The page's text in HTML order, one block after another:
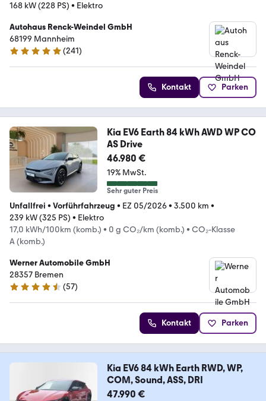
168 kW (228 PS) • Elektro
Autohaus Renck-Weindel GmbH
68199 Mannheim
4.9 Sterne
(241)
Kontakt Parken
Kia EV6 Earth 84 kWh AWD WP CO
AS Drive
46.980 €
19% MwSt.
Sehr guter Preis
Unfallfrei • Vorführfahrzeug • EZ 05/2026• 3.500 km •
239 kW (325 PS) • Elektro
17,0 kWh/100km (komb.) • 0 g CO₂/km (komb.) • CO₂-Klasse
A (komb.)
Werner Automobile GmbH
28357 Bremen
4.6 Sterne
(57)
Kontakt Parken
Kia EV6 84 kWh Earth RWD, WP,
COM, Sound, ASS, DRI
47.990 €